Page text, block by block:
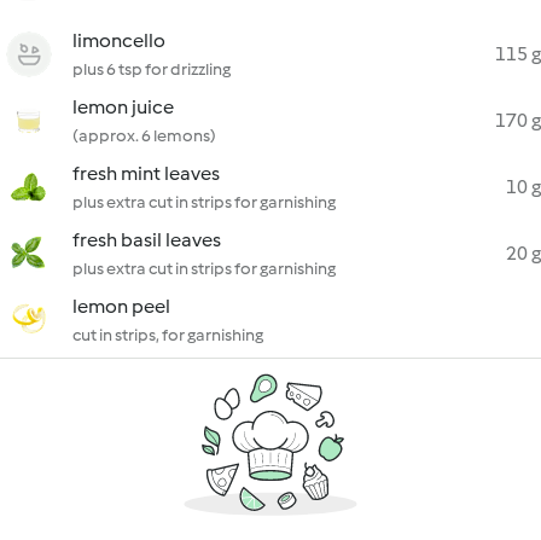
limoncello
plus 6 tsp for drizzling
115 g
lemon juice
(approx. 6 lemons)
170 g
fresh mint leaves
plus extra cut in strips for garnishing
10 g
fresh basil leaves
plus extra cut in strips for garnishing
20 g
lemon peel
cut in strips, for garnishing